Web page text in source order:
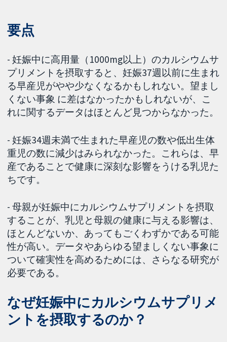
要点
- 妊娠中に高用量（1000mg以上）のカルシウムサ
プリメントを摂取すると、妊娠37週以前に生まれ
る早産児がやや少なくなるかもしれない。望まし
くない事象 に差はなかったかもしれないが、こ
れに関するデータはほとんど見つからなかった。
- 妊娠34週未満で生まれた早産児の数や低出生体
重児の数に減少はみられなかった。これらは、早
産であることで健康に深刻な影響をうける乳児た
ちです。
- 母親が妊娠中にカルシウムサプリメントを摂取
することが、乳児と母親の健康に与える影響は、
ほとんどないか、あってもごくわずかである可能
性が高い。データやあらゆる望ましくない事象に
ついて確実性を高めるためには、さらなる研究が
必要である。
なぜ妊娠中にカルシウムサプリメ
ントを摂取するのか？